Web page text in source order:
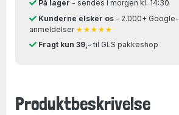
På lager - sendes i morgen kl. 14:30
Kunderne elsker os- 2.000+ Google-
anmeldelser ★★★★★
Fragt kun 39,- til GLS pakkeshop
Produktbeskrivelse